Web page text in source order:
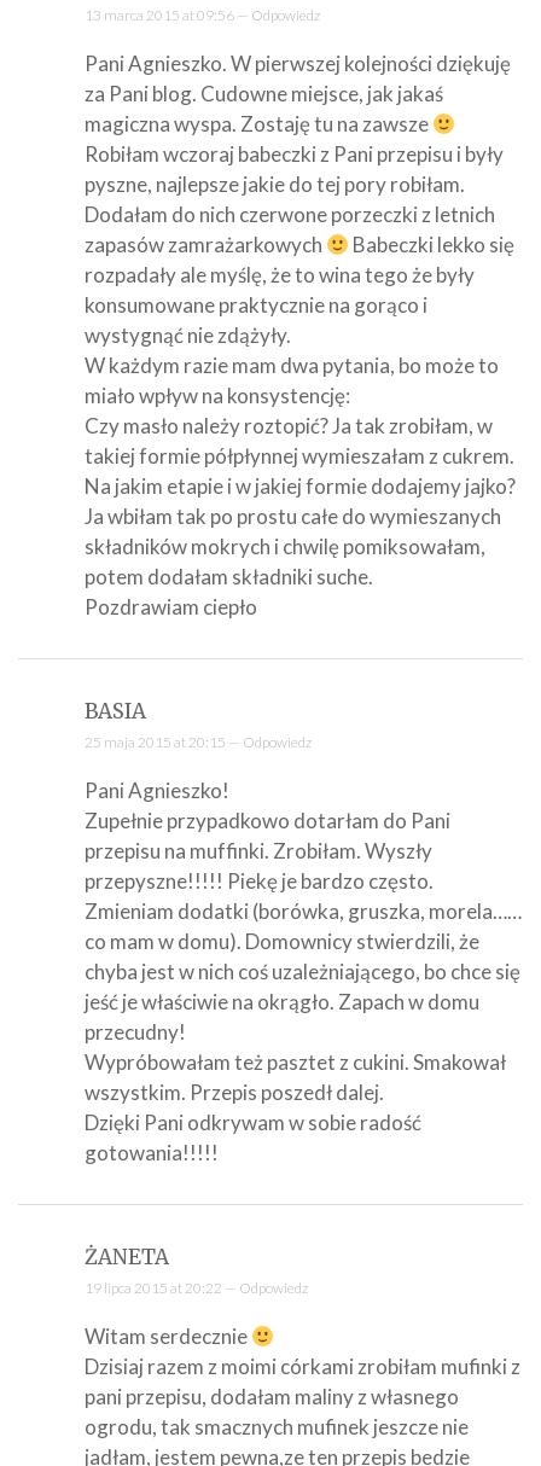
13 marca 2015 at 09:56 — Odpowiedz
Pani Agnieszko. W pierwszej kolejności dziękuję
za Pani blog. Cudowne miejsce, jak jakaś
magiczna wyspa. Zostaję tu na zawsze
Robiłam wczoraj babeczki z Pani przepisu i były
pyszne, najlepsze jakie do tej pory robiłam.
Dodałam do nich czerwone porzeczki z letnich
zapasów zamrażarkowych
Babeczki lekko się
rozpadały ale myślę, że to wina tego że były
konsumowane praktycznie na gorąco i
wystygnąć nie zdążyły.
W każdym razie mam dwa pytania, bo może to
miało wpływ na konsystencję:
Czy masło należy roztopić? Ja tak zrobiłam, w
takiej formie półpłynnej wymieszałam z cukrem.
Na jakim etapie i w jakiej formie dodajemy jajko?
Ja wbiłam tak po prostu całe do wymieszanych
składników mokrych i chwilę pomiksowałam,
potem dodałam składniki suche.
Pozdrawiam ciepło
BASIA
25 maja 2015 at 20:15 — Odpowiedz
Pani Agnieszko!
Zupełnie przypadkowo dotarłam do Pani
przepisu na muffinki. Zrobiłam. Wyszły
przepyszne!!!!! Piekę je bardzo często.
Zmieniam dodatki (borówka, gruszka, morela……
co mam w domu). Domownicy stwierdzili, że
chyba jest w nich coś uzależniającego, bo chce się
jeść je właściwie na okrągło. Zapach w domu
przecudny!
Wypróbowałam też pasztet z cukini. Smakował
wszystkim. Przepis poszedł dalej.
Dzięki Pani odkrywam w sobie radość
gotowania!!!!!
ŻANETA
19 lipca 2015 at 20:22 — Odpowiedz
Witam serdecznie
Dzisiaj razem z moimi córkami zrobiłam mufinki z
pani przepisu, dodałam maliny z własnego
ogrodu, tak smacznych mufinek jeszcze nie
jadłam, jestem pewna,ze ten przepis bedzie